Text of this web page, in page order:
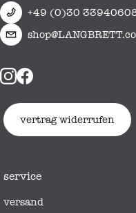
+49 (0)30
vertrag widerrufen
service
versand